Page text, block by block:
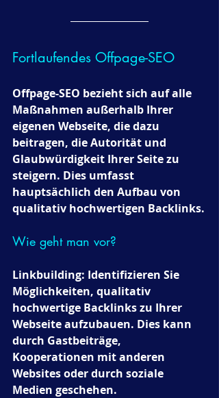
Fortlaufendes Offpage-SEO
Offpage-SEO bezieht sich auf alle
Maßnahmen außerhalb Ihrer
eigenen Webseite, die dazu
beitragen, die Autorität und
Glaubwürdigkeit Ihrer Seite zu
steigern. Dies umfasst
hauptsächlich den Aufbau von
qualitativ hochwertigen Backlinks.
Wie geht man vor?
Linkbuilding: Identifizieren Sie
Möglichkeiten, qualitativ
hochwertige Backlinks zu Ihrer
Webseite aufzubauen. Dies kann
durch Gastbeiträge,
Kooperationen mit anderen
Websites oder durch soziale
Medien geschehen.